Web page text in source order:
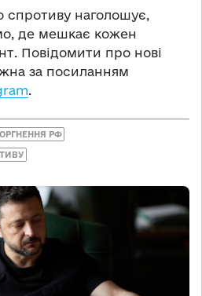
спротиву наголошує,
де мешкає кожен
Повідомити про нові
за посиланням
.
РФ